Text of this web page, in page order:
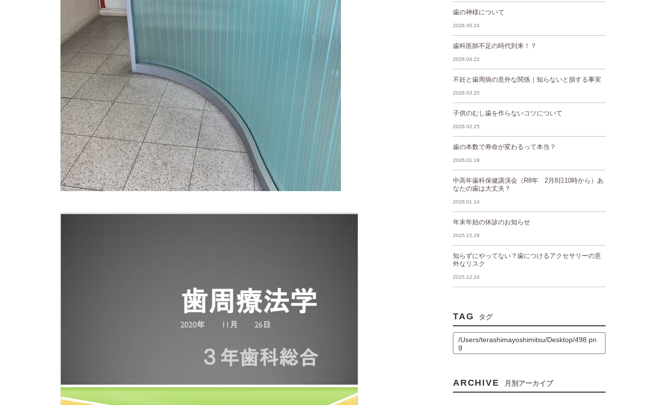
歯の神様について
2026.05.24
歯科医師不足の時代到来！？
2026.04.22
不妊と歯周病の意外な関係｜知らないと損する事実
2026.03.25
子供のむし歯を作らないコツについて
2026.02.25
歯の本数で寿命が変わるって本当？
2026.01.19
中高年歯科保健講演会（R8年 2月8日10時から）あ
なたの歯は大丈夫？
2026.01.14
年末年始の休診のお知らせ
2025.12.29
知らずにやってない？歯につけるアクセサリーの意
外なリスク
2025.12.24
TAG タグ
/Users/terashimayoshimitsu/Desktop/498.pn
g
ARCHIVE 月別アーカイブ